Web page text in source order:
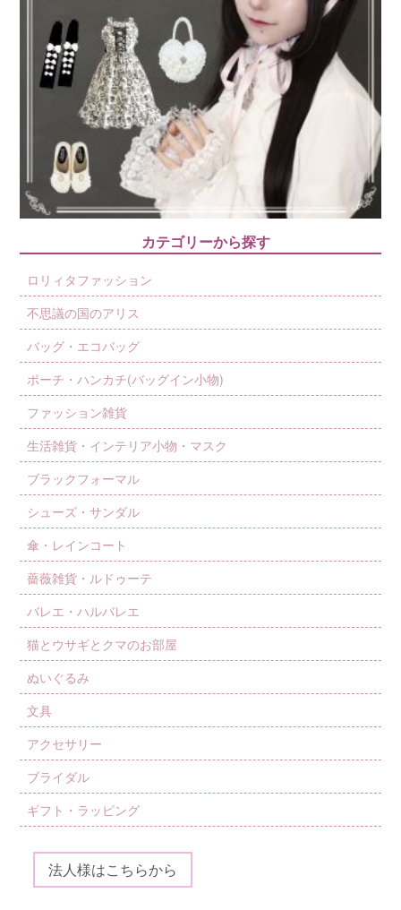
カテゴリーから探す
ロリィタファッション
不思議の国のアリス
バッグ・エコバッグ
ポーチ・ハンカチ(バッグイン小物)
ファッション雑貨
生活雑貨・インテリア小物・マスク
ブラックフォーマル
シューズ・サンダル
傘・レインコート
薔薇雑貨・ルドゥーテ
バレエ・ハルバレエ
猫とウサギとクマのお部屋
ぬいぐるみ
文具
アクセサリー
ブライダル
ギフト・ラッピング
法人様はこちらから